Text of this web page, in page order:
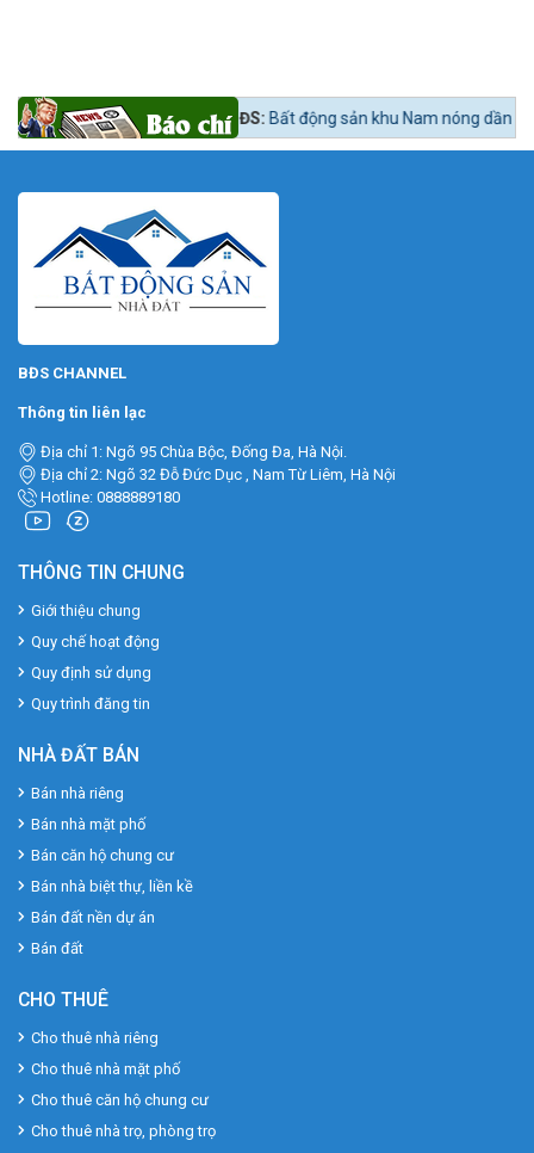
Tin tức 24h BĐS: Bất động sản khu Nam nóng dần theo lộ trình lên
BĐS CHANNEL
Thông tin liên lạc
Địa chỉ 1: Ngõ 95 Chùa Bộc, Đống Đa, Hà Nội.
Địa chỉ 2: Ngõ 32 Đỗ Đức Dục , Nam Từ Liêm, Hà Nội
Hotline: 0888889180
THÔNG TIN CHUNG
Giới thiệu chung
Quy chế hoạt động
Quy định sử dụng
Quy trình đăng tin
NHÀ ĐẤT BÁN
Bán nhà riêng
Bán nhà mặt phố
Bán căn hộ chung cư
Bán nhà biệt thự, liền kề
Bán đất nền dự án
Bán đất
CHO THUÊ
Cho thuê nhà riêng
Cho thuê nhà mặt phố
Cho thuê căn hộ chung cư
Cho thuê nhà trọ, phòng trọ